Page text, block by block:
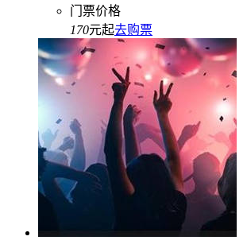
门票价格
170元起去购票